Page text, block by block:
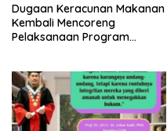
Dugaan Keracunan Makanan
Kembali Mencoreng
Pelaksanaan Program
Bersama Kota Dumai